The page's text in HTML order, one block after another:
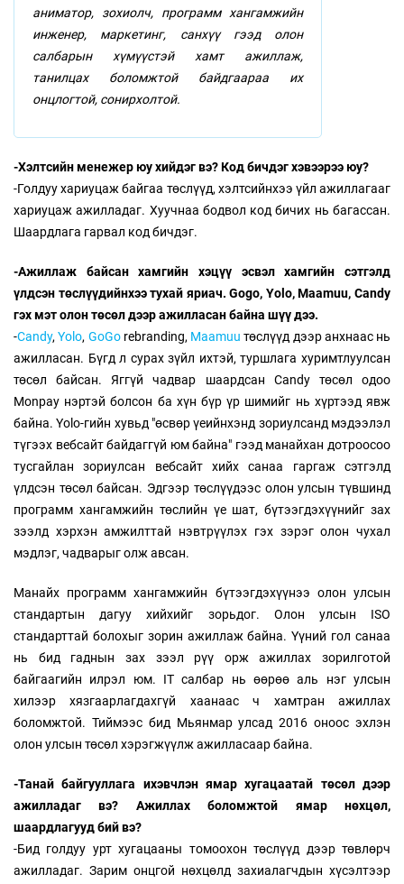
аниматор, зохиолч, программ хангамжийн
инженер, маркетинг, санхүү гээд олон
салбарын хүмүүстэй хамт ажиллаж,
танилцах боломжтой байдгаараа их
онцлогтой, сонирхолтой.
-Хэлтсийн менежер юу хийдэг вэ? Код бичдэг хэвээрээ юу?
-Голдуу хариуцаж байгаа төслүүд, хэлтсийнхээ үйл ажиллагааг
хариуцаж ажилладаг. Хуучнаа бодвол код бичих нь багассан.
Шаардлага гарвал код бичдэг.
-Ажиллаж байсан хамгийн хэцүү эсвэл хамгийн сэтгэлд
үлдсэн төслүүдийнхээ тухай яриач. Gogo, Yolo, Maamuu, Candy
гэх мэт олон төсөл дээр ажилласан байна шүү дээ.
-Candy,Yolo, GoGorebranding, Maamuu төслүүд дээр анхнаас нь
ажилласан. Бүгд л сурах зүйл ихтэй, туршлага хуримтлуулсан
төсөл байсан. Яггүй чадвар шаардсан Candy төсөл одоо
Monpay нэртэй болсон ба хүн бүр үр шимийг нь хүртээд явж
байна. Yolo-гийн хувьд "өсвөр үеийнхэнд зориулсанд мэдээлэл
түгээх вебсайт байдаггүй юм байна" гээд манайхан дотроосоо
тусгайлан зориулсан вебсайт хийх санаа гаргаж сэтгэлд
үлдсэн төсөл байсан. Эдгээр төслүүдээс олон улсын түвшинд
программ хангамжийн төслийн үе шат, бүтээгдэхүүнийг зах
зээлд хэрхэн амжилттай нэвтрүүлэх гэх зэрэг олон чухал
мэдлэг, чадварыг олж авсан.
Манайх программ хангамжийн бүтээгдэхүүнээ олон улсын
стандартын дагуу хийхийг зорьдог. Олон улсын ISO
стандарттай болохыг зорин ажиллаж байна. Үүний гол санаа
нь бид гаднын зах зээл рүү орж ажиллах зорилготой
байгаагийн илрэл юм. IT салбар нь өөрөө аль нэг улсын
хилээр хязгаарлагдахгүй хаанаас ч хамтран ажиллах
боломжтой. Тиймээс бид Мьянмар улсад 2016 оноос эхлэн
олон улсын төсөл хэрэгжүүлж ажилласаар байна.
-Танай байгууллага ихэвчлэн ямар хугацаатай төсөл дээр
ажилладаг вэ? Ажиллах боломжтой ямар нөхцөл,
шаардлагууд бий вэ?
-Бид голдуу урт хугацааны томоохон төслүүд дээр төвлөрч
ажилладаг. Зарим онцгой нөхцөлд захиалагчдын хүсэлтээр